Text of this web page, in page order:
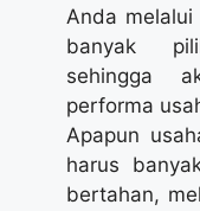
Anda
banyak
sehingga
performa
Apapun
harus
bertahan,